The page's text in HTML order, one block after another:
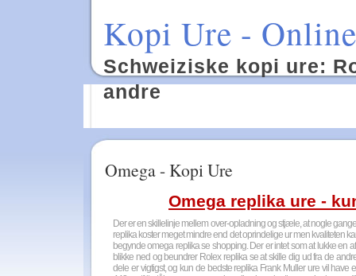
Kopi Ure -
Schweiziske kopi ure:
andre
Omega - Kopi Ure
Omega replika ure -
Der er en skillelinje mellem over-opladning og stjæle, at nogle
replika koster meget mindre end det oprindelige ur men kvaliteten
begynde omega replika se shopping. Der er intet som at lukke
blikke ned og beundrer Rolex replika se at skille dig ud fra de
dele er vigtigst, og kun de bedste replika Frank Muller ure vil have